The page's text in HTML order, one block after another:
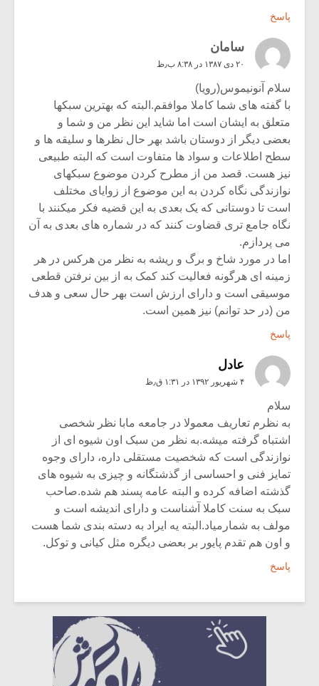
پاسخ
سامان
۲۰ دی ۱۳۸۷ در ۸:۳۸ ب٫ظ
سلام آنونیموس(رویا)
با گفته های شما کاملا موافقم.البته که بهترین سبکها
متعلق به ایشان است اما شاید این نظر من و شما و
بعضی دیگر از دوستان باشد بهر حال نظرها و سلیقه ها و
سطح اطلاعات و سواد ها متفاوت است که البته طبیعی
نیز هست. قصد من از مطرح کردن موضوع سبکهای
نوازندگی نگاه کردن به این موضوع از زوایای مختلف
است تا دوستانی که یک بعدی به این قضیه فکر میکنند با
نگاه جامع تری قضاوت کنند که در شماره های بعدی به آن
می پردازم.
اما در مورد شاخ و برگ و ریشه به نظر من هرکس در هر
زمینه ای هرگونه فعالیت کند کمک به از بین نرفتن قطعی
موسیقی است و دارای ارزش است بهر حال سعی و هدف
من (در حد توانم) نیز همین است.
پاسخ
عادل
۴ شهریور ۱۳۹۲ در ۱:۳۱ ق٫ظ
سلام
به نظرم تعاریف معمولا در جامعه مابا نظر شخصی
اشتباه گرفته میشه.به نظر من سبک اون شیوه ای از
نوازندگی است که شخصیت مستقلی داره، دارای وجوه
تمایز فنی و احساسی از گذشتگانه و چیزی به شیوه های
گذشته اضافه کرده و البته عامه پسند هم شده.صاحب
سبک به سنت کاملا آشناست و دارای اندیشه است و
مولف به شمارمیاد.البته یه ایراد به دسته بندی شما هست
و اون هم تقدم پایور بر بعضی دیگره مثل کیانی و توکل.
پاسخ